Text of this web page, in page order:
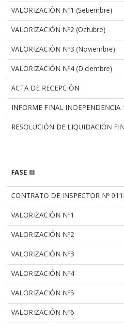
VALORIZACIÓN Nº1 (Setiembre)
VALORIZACIÓN Nº2 (Octubre)
VALORIZACIÓN Nº3 (Noviembre)
VALORIZACIÓN Nº4 (Diciembre)
ACTA DE RECEPCIÓN
INFORME FINAL INDEPENDENCIA
RESOLUCIÓN DE LIQUIDACIÓN
FASE III
CONTRATO DE INSPECTOR Nº
VALORIZACIÓN Nº1
VALORIZACIÓN Nº2
VALORIZACIÓN Nº3
VALORIZACIÓN Nº4
VALORIZACIÓN Nº5
VALORIZACIÓN Nº6